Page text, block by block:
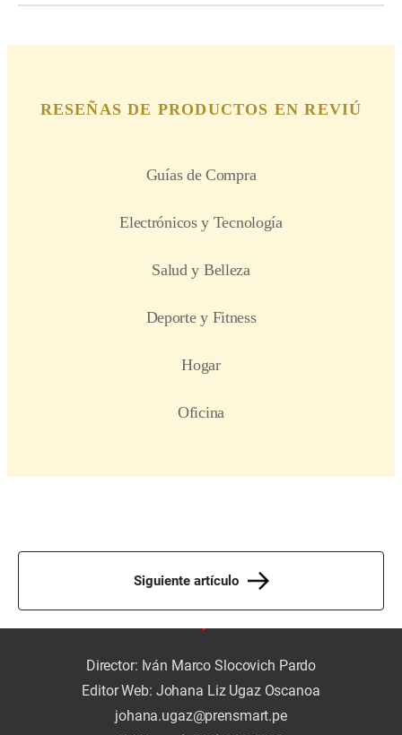
Siguiente artículo
Director: Iván Marco Slocovich Pardo
Editor Web: Johana Liz Ugaz Oscanoa
johana.ugaz@prensmart.pe